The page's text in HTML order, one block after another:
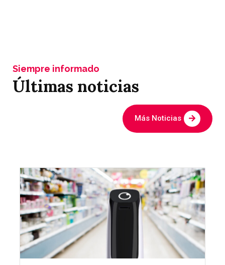
Siempre informado
Últimas noticias
Más Noticias